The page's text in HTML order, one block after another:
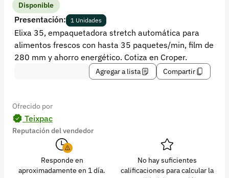
Disponible
Presentación: 1 Unidades
Elixa 35, empaquetadora stretch automática para
alimentos frescos con hasta 35 paquetes/min, film de
280 mm y ahorro energético. Cotiza en Croper.
Agregar a lista Compartir
Ofrecido por
Teixpac
Reputación del vendedor
Responde en
aproximadamente en 1 día.
No hay suficientes
calificaciones para calcular la
Soporte
+57 323 2931928
contacto@croper.com
© 2026 Croper.com Todos los derechos reservados
Síguenos